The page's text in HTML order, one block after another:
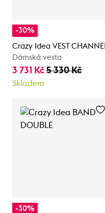
-30%
Crazy Idea VEST CHANNEL
Dámská vesta
3 731 Kč 5 330 Kč
Skladem
-30%